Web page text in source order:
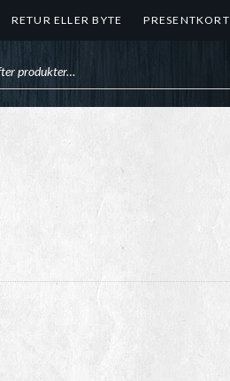
RETUR ELLER BYTE PRESENTKORT